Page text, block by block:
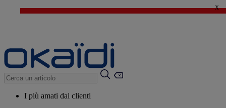
🔥SALDI : Ancora più prodotti fino al -60%*>
x
I più amati dai clienti